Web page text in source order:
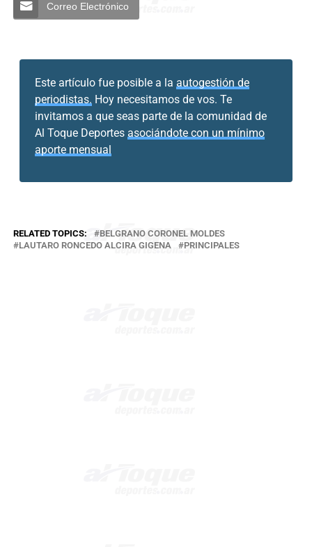
Correo Electrónico
Este artículo fue posible a la autogestión de
periodistas. Hoy necesitamos de vos. Te
invitamos a que seas parte de la comunidad de
Al Toque Deportes asociándote con un mínimo
aporte mensual
RELATED TOPICS:
BELGRANO CORONEL MOLDES
LAUTARO RONCEDO ALCIRA GIGENA
PRINCIPALES